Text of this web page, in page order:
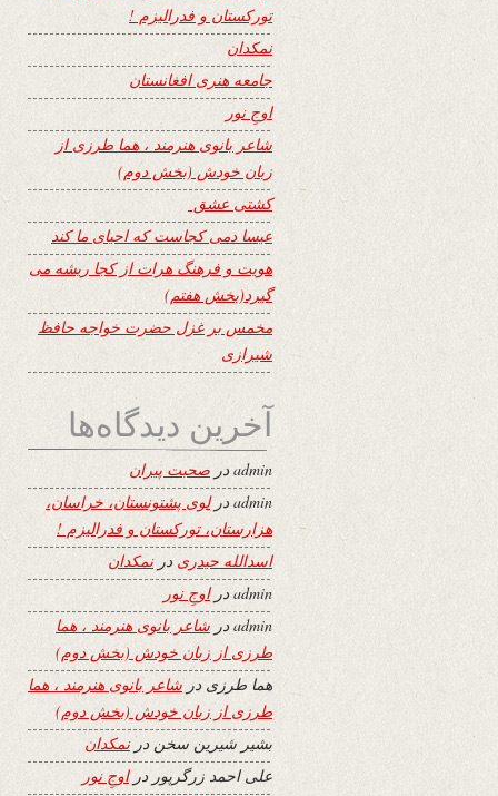
تورکستان و فدرالیزم !
نمکدان
جامعه هنری افغانستان
اوجِ نور
شاعر بانوی هنرمند ، هما طرزی از
زبان خودش (بخش دوم)
کشتی عشق
عیسا دمی کجاست که احیای ما کند
هویت و فرهنگ هرات از کجا ریشه می
گیرد(بخش هفتم)
مخمس بر غزل حضرت خواجه حافظ
شیرازی
آخرین دیدگاه‌ها
adminدر صحبت پیران
admin درلوی پشتونستان، خراسان،
هزارستان، تورکستان و فدرالیزم !
اسدالله حیدری درنمکدان
adminدراوجِ نور
adminدر شاعر بانوی هنرمند ، هما
طرزی از زبان خودش (بخش دوم)
هما طرزی در شاعر بانوی هنرمند ، هما
طرزی از زبان خودش (بخش دوم)
بشیر شیرین سخن درنمکدان
علی احمد زرگرپور دراوجِ نور